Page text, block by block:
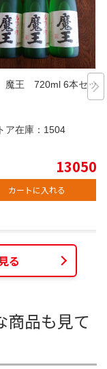
魔王 720ml 6本セッ
ア在庫： 1504
13050
カートに入れる
る
商品も見て